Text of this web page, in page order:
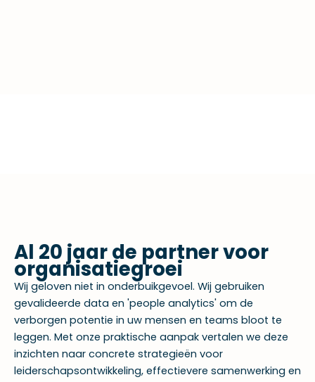
Al 20 jaar de partner voor
organisatiegroei
Wij geloven niet in onderbuikgevoel. Wij gebruiken
gevalideerde data en 'people analytics' om de
verborgen potentie in uw mensen en teams bloot te
leggen. Met onze praktische aanpak vertalen we deze
inzichten naar concrete strategieën voor
leiderschapsontwikkeling, effectievere samenwerking en